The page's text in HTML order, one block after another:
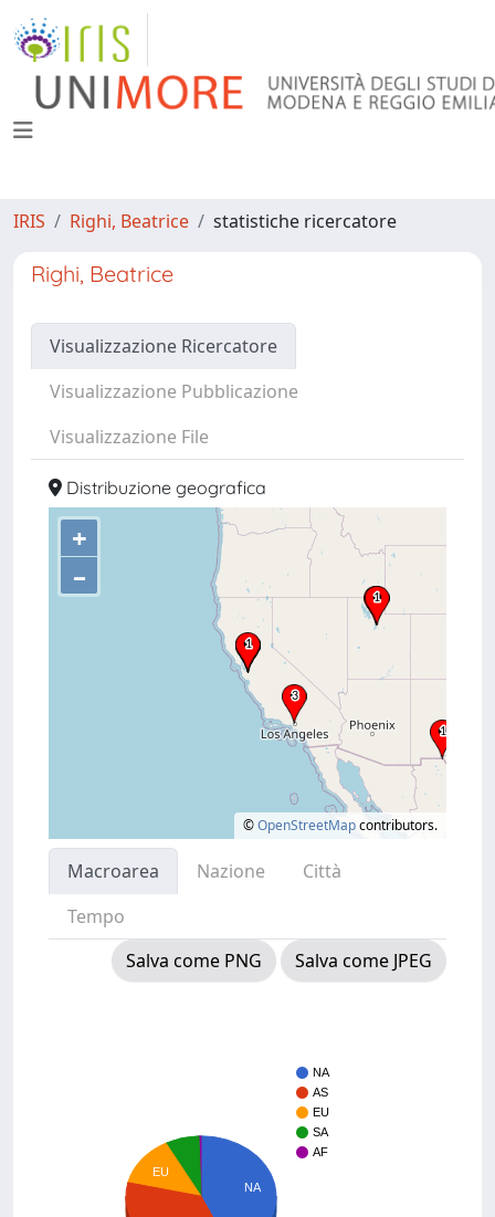
IRIS Righi, Beatrice statistiche ricercatore
Righi, Beatrice
Visualizzazione Ricercatore
Visualizzazione Pubblicazione
Visualizzazione File
Distribuzione geografica
+
–
©OpenStreetMapcontributors.
Macroarea Nazione
Città
Tempo
Salva come PNG
Salva come JPEG
NA
AS
EU
SA
AF
NA
EU